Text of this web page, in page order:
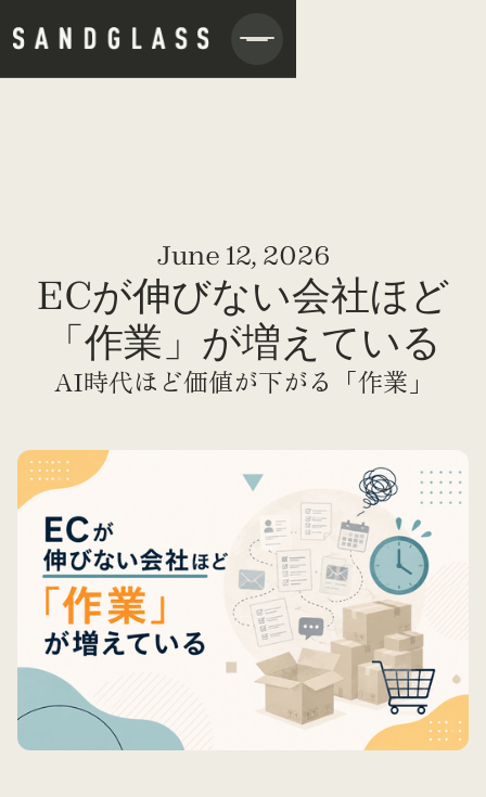
June 12, 2026
ECが伸びない会社ほど
「作業」が増えている
AI時代ほど価値が下がる「作業」